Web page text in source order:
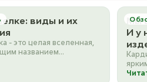
ост. 9
ост. 10
5227
5228
ост. 3
товару К
виды и их
- это целая вселенная,
названием
Если для вас…
Мы
И у